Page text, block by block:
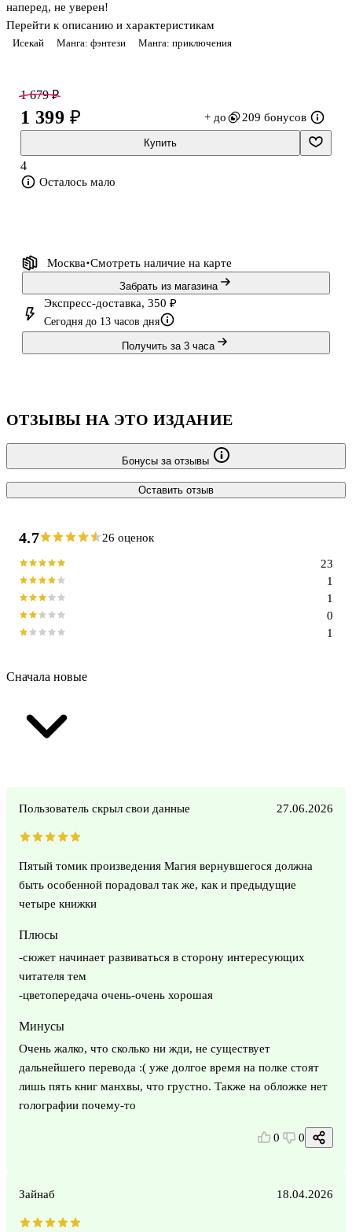
Исекай Манга: фэнтези Манга: приключения
наперед, не уверен!
Перейти к описанию и характеристикам
1 679 ₽
1 399 ₽ + до 209 бонусов
Купить
4
Осталось мало
Москва Смотреть наличие на карте
Забрать из магазина
Экспресс-доставка, 350 ₽
Сегодня до 13 часов дня
Получить за 3 часа
ОТЗЫВЫ НА ЭТО ИЗДАНИЕ
Бонусы за отзывы
Оставить отзыв
4.7 26 оценок
1
0
1
1
23
Сначала новые
Пользователь скрыл свои данные 27.06.2026
Пятый томик произведения Магия вернувшегося должна
быть особенной порадовал так же, как и предыдущие
четыре книжки
Плюсы
-сюжет начинает развиваться в сторону интересующих
читателя тем
-цветопередача очень-очень хорошая
Минусы
Очень жалко, что сколько ни жди, не существует
дальнейшего перевода :( уже долгое время на полке стоят
лишь пять книг манхвы, что грустно. Также на обложке нет
голографии почему-то
0 0
Зайнаб 18.04.2026